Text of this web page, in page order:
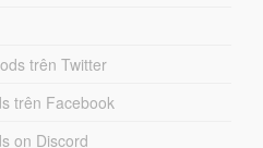
trên Twitter
trên Facebook
on Discord